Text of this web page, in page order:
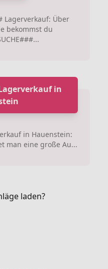
Lagerverkauf: Über
bekommst du
in
in Hauenstein:
man eine große Au...
laden?